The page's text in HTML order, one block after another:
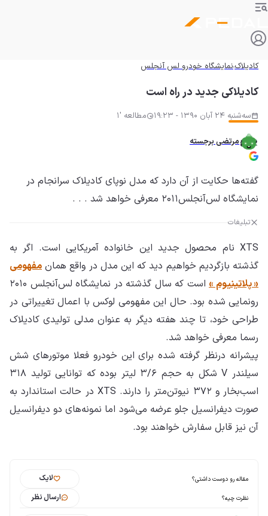
کادیلاکنمایشگاه خودرو لس آنجلس
کادیلاکی جدید در راه است
سه‌شنبه 24 آبان 1390 - 19:23 مطالعه '1
مرتضی برجسته
گفته‌ها حکایت از آن دارد که مدل نوپای کادیلاک سرانجام در
نمایشگاه لس‌آنجلس۲۰۱۱ معرفی خواهد شد . . .
تبلیغات
XTS نام محصول جدید این خانواده آمریکایی است. اگر به
گذشته بازگردیم خواهیم دید که این مدل در واقع همان مفهومی
« پلاتینیوم »
است که سال گذشته در نمایشگاه لس‌آنجلس ۲۰۱۰
رونمایی شده بود. حال این مفهومی لوکس با اعمال تغییراتی در
طراحی خود، تا چند هفته دیگر به عنوان مدلی تولیدی کادیلاک
رسما معرفی خواهد شد.
پیشرانه درنظر گرفته شده برای این خودرو فعلا موتورهای شش
سیلندر V شکل به حجم ۳/۶ لیتر بوده که توانایی تولید ۳۱۸
اسب‌بخار و ۳۷۲ نیوتن‌متر را دارند. XTS در حالت استاندارد به
صورت دیفرانسیل جلو عرضه می‌شود اما نمونه‌های دو دیفرانسیل
آن نیز قابل سفارش خواهند بود.
مقاله رو دوست داشتی؟ لایک
نظرت چیه؟ ارسال نظر